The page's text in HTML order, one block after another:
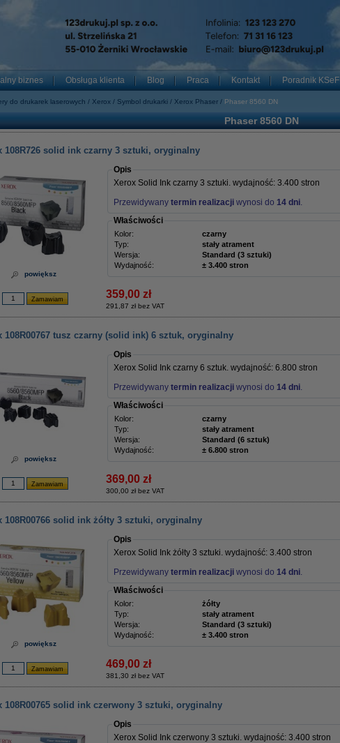
biznes Obsługa klienta Blog Praca Kontakt Poradnik KSeF
do drukarek laserowych Xerox Symbol drukarki Xerox Phaser Phaser 8560 DN
Phaser 8560 DN
108R726 solid ink czarny 3 sztuki, oryginalny
powiększ
Opis
Xerox Solid Ink czarny 3 sztuki. wydajność: 3.400 stron
Przewidywany termin realizacji wynosi do 14 dni.
Właściwości
Kolor: czarny
Typ:
stały atrament
Wersja:
Standard (3 sztuki)
Wydajność:
± 3.400 stron
359,00 zł
291,87 zł bez VAT
108R00767 tusz czarny (solid ink) 6 sztuk, oryginalny
powiększ
Opis
Xerox Solid Ink czarny 6 sztuk. wydajność: 6.800 stron
Przewidywany termin realizacji wynosi do 14 dni.
Właściwości
Kolor: czarny
Typ:
stały atrament
Wersja:
Standard (6 sztuk)
Wydajność:
± 6.800 stron
369,00 zł
300,00 zł bez VAT
108R00766 solid ink żółty 3 sztuki, oryginalny
powiększ
Opis
Xerox Solid Ink żółty 3 sztuki. wydajność: 3.400 stron
Przewidywany termin realizacji wynosi do 14 dni.
Właściwości
Kolor: żółty
Typ:
stały atrament
Wersja:
Standard (3 sztuki)
Wydajność:
± 3.400 stron
469,00 zł
381,30 zł bez VAT
108R00765 solid ink czerwony 3 sztuki, oryginalny
Opis
Xerox Solid Ink czerwony 3 sztuki. wydajność: 3.400 stron